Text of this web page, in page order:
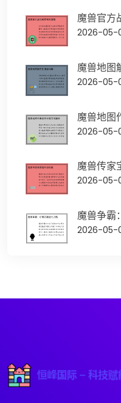
魔兽官方
2026-05-
魔兽地图
2026-05-
魔兽地图
2026-05-
魔兽传家
2026-05-
魔兽争霸
2026-05-